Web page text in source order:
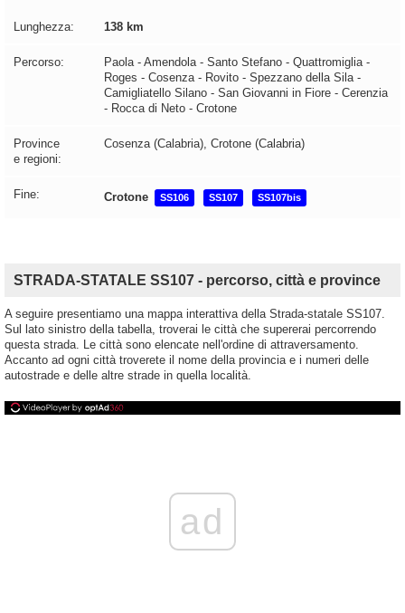
Lunghezza: 138 km
Percorso:
Paola - Amendola - Santo Stefano - Quattromiglia -
Roges - Cosenza - Rovito - Spezzano della Sila -
Camigliatello Silano - San Giovanni in Fiore - Cerenzia
- Rocca di Neto - Crotone
Province
e regioni:
Cosenza (Calabria), Crotone (Calabria)
Fine: Crotone SS106 SS107 SS107bis
STRADA-STATALE SS107 - percorso, città e province
A seguire presentiamo una mappa interattiva della Strada-statale SS107.
Sul lato sinistro della tabella, troverai le città che supererai percorrendo
questa strada. Le città sono elencate nell'ordine di attraversamento.
Accanto ad ogni città troverete il nome della provincia e i numeri delle
autostrade e delle altre strade in quella località.
ad